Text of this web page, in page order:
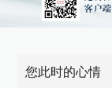
您此时的心情